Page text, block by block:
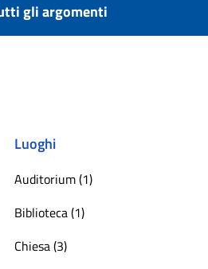
gli argomenti
Luoghi
Auditorium (1)
Biblioteca (1)
Chiesa (3)